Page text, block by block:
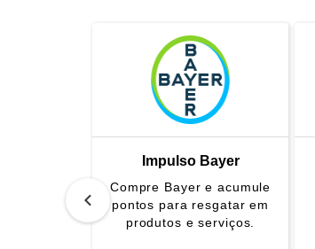
Impulso Bayer
Compre Bayer e acumule
pontos para resgatar em
produtos e serviços.